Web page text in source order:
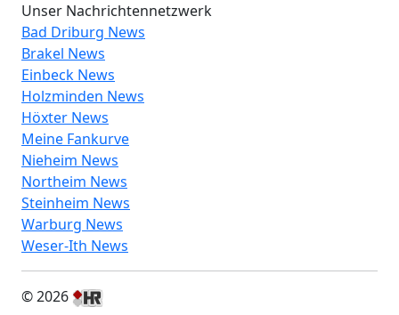
Unser Nachrichtennetzwerk
Bad Driburg News
Brakel News
Einbeck News
Holzminden News
Höxter News
Meine Fankurve
Nieheim News
Northeim News
Steinheim News
Warburg News
Weser-Ith News
© 2026